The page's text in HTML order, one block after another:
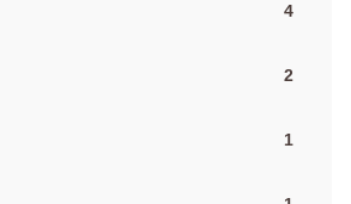
4
2
1